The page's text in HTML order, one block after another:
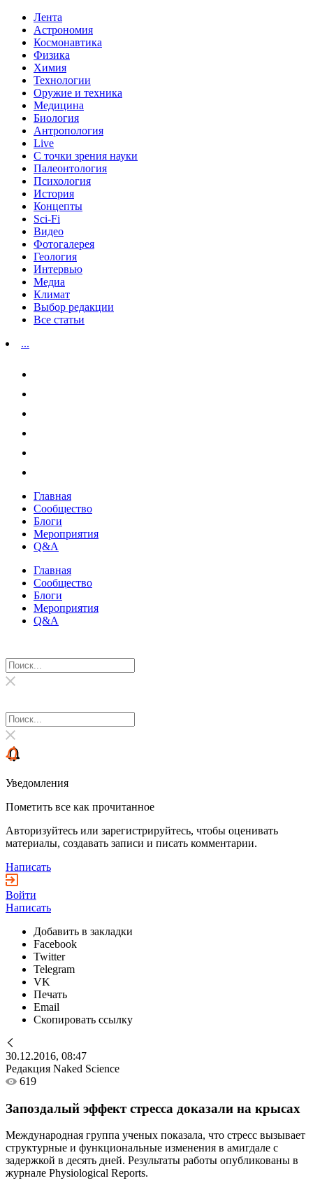
Лента
Астрономия
Космонавтика
Физика
Химия
Технологии
Оружие и техника
Медицина
Биология
Антропология
Live
С точки зрения науки
Палеонтология
Психология
История
Концепты
Sci-Fi
Видео
Фотогалерея
Геология
Интервью
Медиа
Климат
Выбор редакции
Все статьи
...
Главная
Сообщество
Блоги
Мероприятия
Q&A
Главная
Сообщество
Блоги
Мероприятия
Q&A
Уведомления
Пометить все как прочитанное
Авторизуйтесь или зарегистрируйтесь, чтобы оценивать
материалы, создавать записи и писать комментарии.
Написать
Войти
Написать
Добавить в закладки
Facebook
Twitter
Telegram
VK
Печать
Email
Скопировать ссылку
30.12.2016, 08:47
Редакция Naked Science
619
Запоздалый эффект стресса доказали на крысах
Международная группа ученых показала, что стресс вызывает
структурные и функциональные изменения в амигдале с
задержкой в десять дней. Результаты работы опубликованы в
журнале Physiological Reports.